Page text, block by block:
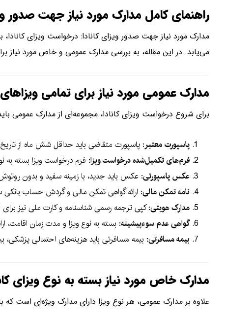
راهنمای کامل مدارک مورد نیاز جهت صدور
مدارک مورد نیاز جهت صدور ویزای کانادا: درخواست ویزای
می‌یابد. در این مقاله، به بررسی مدارک عمومی و خاص مورد نیاز
مدارک عمومی مورد نیاز برای تمامی ویزاهای
برای شروع درخواست ویزای کانادا، مجموعه‌ای از مدارک عمومی
پاسپورت معتبر: پاسپورت متقاضی باید حداقل شش ماه از
فرم‌های تکمیل‌شده درخواست ویزا: فرم درخواست ویزا بسته به
عکس پاسپورتی: عکس باید جدید، با زمینه سفید و بدون روتوش باشد. ابعاد معمول این عکس‌ها 3.5
نامه تمکن مالی: ارائه گواهی تمکن مالی و گردش حساب بانکی
مدارک هویتی: کپی ترجمه رسمی شناسنامه و کارت ملی نیز
گواهی عدم سوءپیشینه: بسته به نوع ویزا و مدت زمان
بیمه مسافرتی: بیمه مسافرتی باید هزینه‌های احتمالی پزشکی،
مدارک خاص مورد نیاز بسته به نوع ویزای
علاوه بر مدارک عمومی، هر نوع ویزا دارای مدارک ویژه‌ای است که